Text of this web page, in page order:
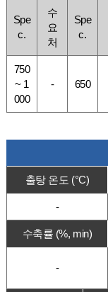
Spe
c.
수
요
처
Spe
c.
750
~ 1
000
- 650
출탕 온도 (°C)
-
수축률 (%, min)
-